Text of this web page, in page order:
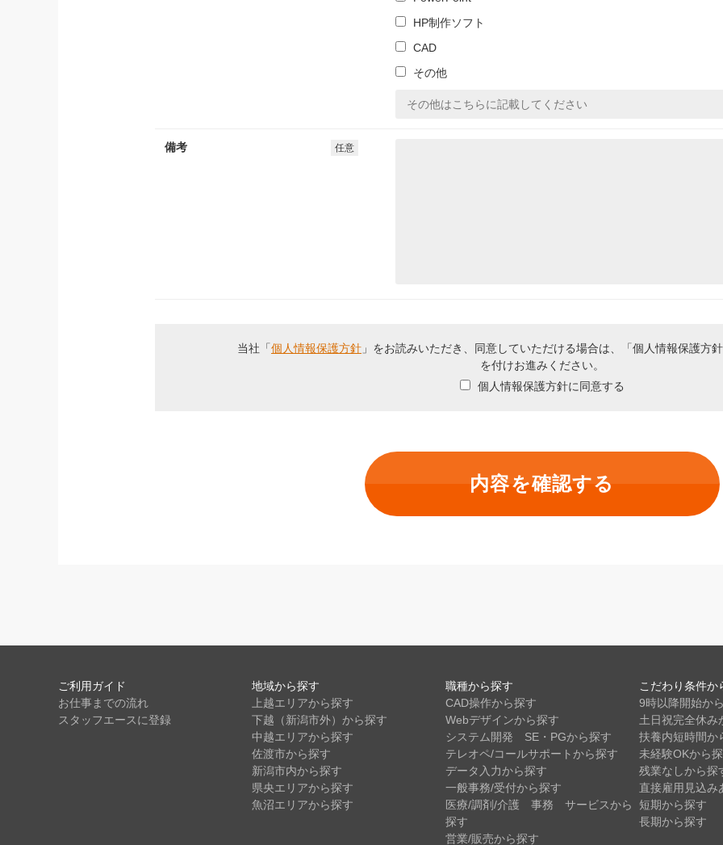
HP制作ソフト
CAD
その他
備考 任意
当社「個人情報保護方針 」をお読みいただき、同意していただける場合は、「個人情報保護方
を付けお進みください。
個人情報保護方針に同意する
ご利用ガイド
お仕事までの流れ
スタッフエースに登録
地域から探す
上越エリアから探す
下越（新潟市外）から探す
中越エリアから探す
佐渡市から探す
新潟市内から探す
県央エリアから探す
魚沼エリアから探す
職種から探す
CAD操作から探す
Webデザインから探す
システム開発 SE・PGから探す
テレオペ/コールサポートから探す
データ入力から探す
一般事務/受付から探す
医療/調剤/介護 事務 サービスから
探す
営業/販売から探す
こだわり条件か
9時以降開始か
土日祝完全休み
扶養内短時間か
未経験OKから
残業なしから探
直接雇用見込み
短期から探す
長期から探す